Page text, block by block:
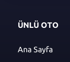
ÜNLÜ OTO
Ana Sayfa